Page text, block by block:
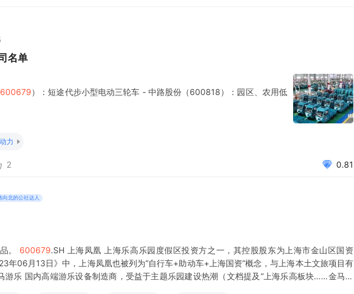
名单
600679）：短途代步小型电动三轮车 - 中路股份（600818）：园区、农用低
力
2 0.81
向北的公社达人
。 600679.SH 上海凤凰 上海乐高乐园度假区投资方之一，其控股股东为上海市金山区国资
年06月13日》中，上海凤凰也被列为“自行车+助动车+上海国资”概念，与上海本土文旅项目有
乐 国内高端游乐设备制造商，受益于主题乐园建设热潮（文档提及“上海乐高板块……金马游